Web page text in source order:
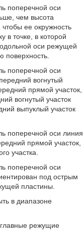
поперечной оси
чем высота
ее окружность
в точке, в которой
оси режущей
поверхность.
поперечной оси
вогнутый
прямой участок,
вогнутый участок
выпуклый участок
поперечной оси линия
прямой участок,
участка.
поперечной оси
под острым
пластины.
в диапазоне
режущие